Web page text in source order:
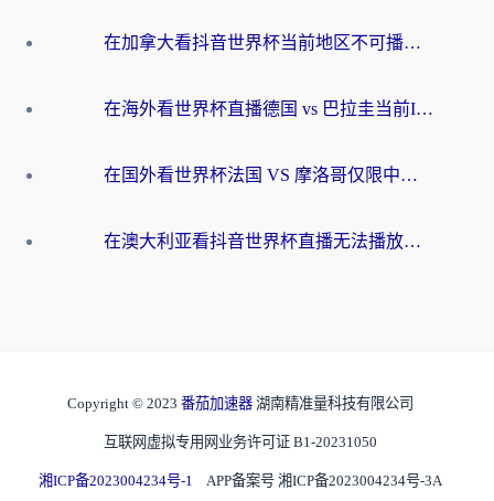
在加拿大看抖音世界杯当前地区不可播放？海外党体育观赛终极指南
在海外看世界杯直播德国 vs 巴拉圭当前IP受限制？这篇指南帮你轻松解决地区限制
在国外看世界杯法国 VS 摩洛哥仅限中国大陆？别让地域限制拦下你的欢呼
在澳大利亚看抖音世界杯直播无法播放？海外党体育观赛终极指南来了！
Copyright © 2023 番茄加速器 湖南精准量科技有限公司
互联网虚拟专用网业务许可证 B1-20231050
湘ICP备2023004234号-1 APP备案号 湘ICP备2023004234号-3A